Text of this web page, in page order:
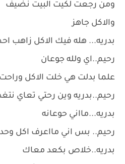
ومن رجعت لكيت البيت نضيف
والاكل جاهز
بدريه... هله فيك الاكل زاهب
رحيم..اي ولله جوعان
علما بدلت هي خلت الاكل وراحت
رحيم..بدريه وين رحتي تعاي
بدريه...مااني حوعانه
رحيم.. بس اني مااعرف اكل
بدريه..خلاص بكعد معاك